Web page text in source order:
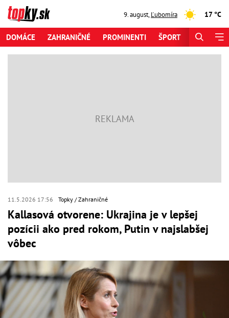
9. august,Ľubomíra 17 °C
DOMÁCE ZAHRANIČNÉ PROMINENTI ŠPORT
11.5.2026 17:56 Topky Zahraničné
Kallasová otvorene: Ukrajina je v lepšej
pozícii ako pred rokom, Putin v najslabšej
vôbec